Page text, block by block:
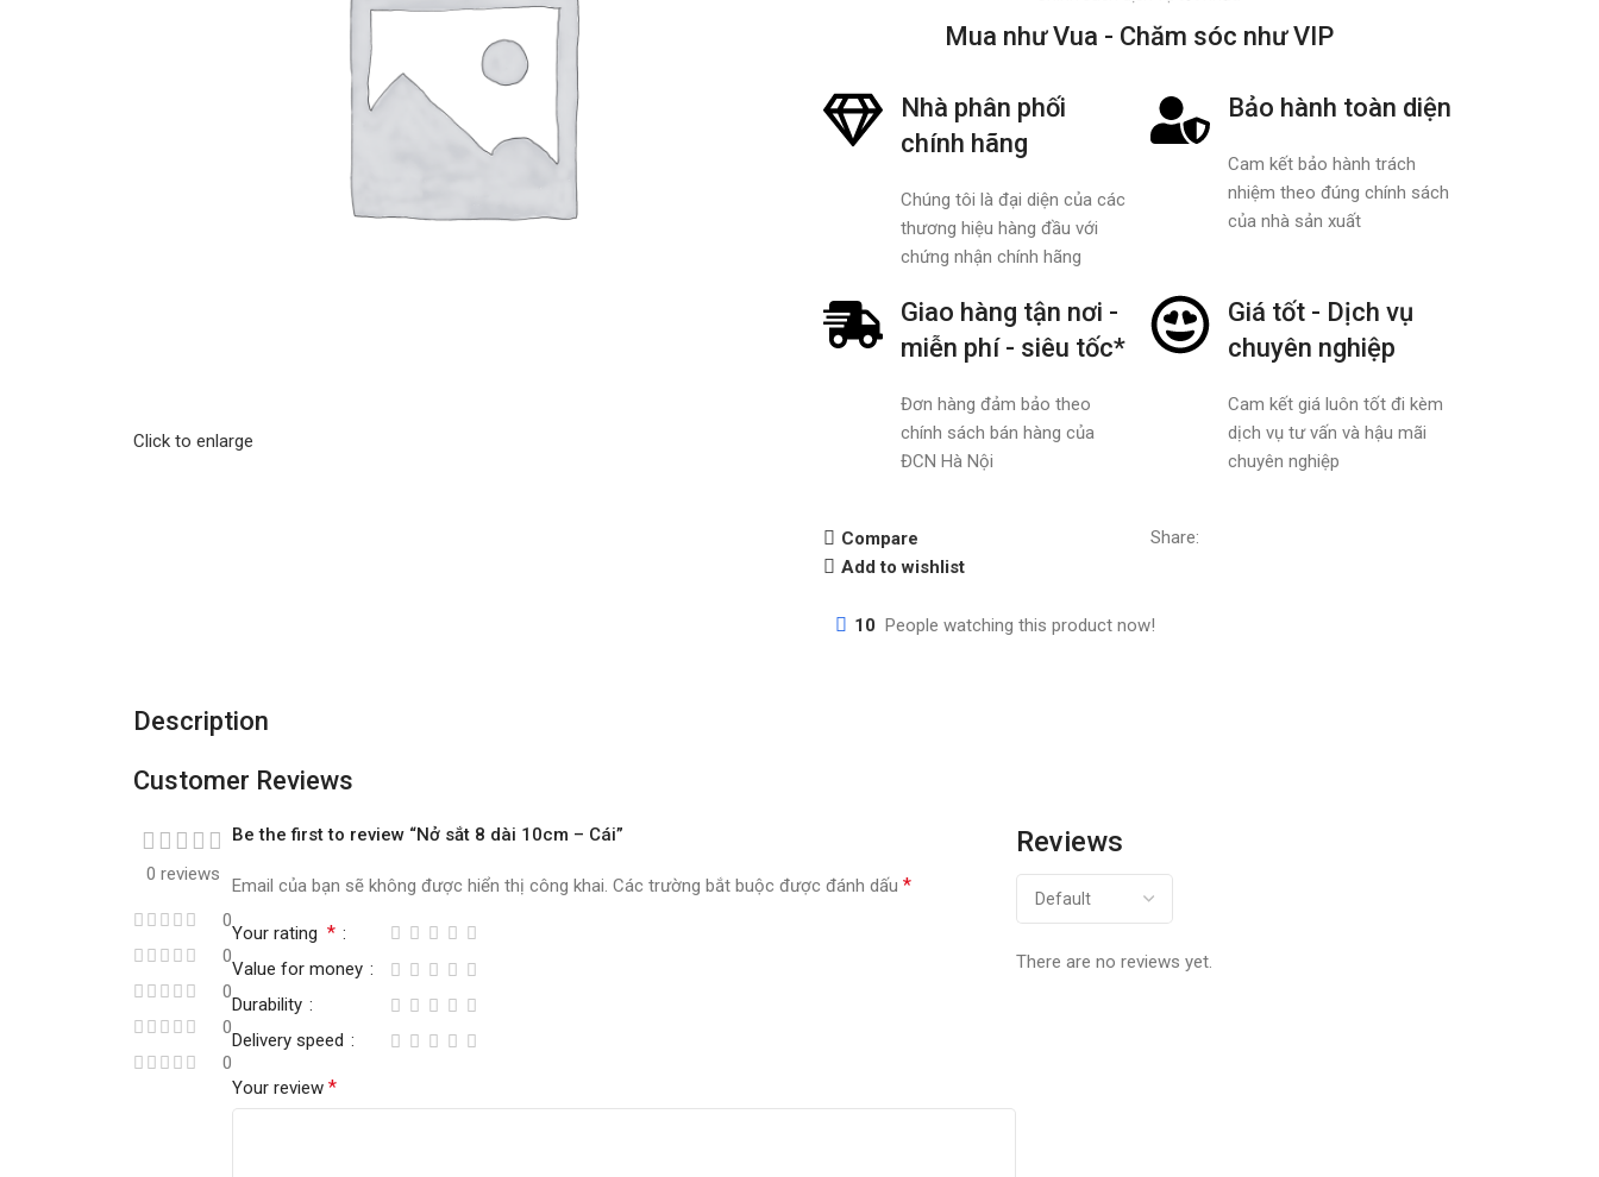
Click to enlarge
Mua như Vua - Chăm sóc như VIP
Nhà phân phối
chính hãng
Chúng tôi là đại diện của các
thương hiệu hàng đầu với
chứng nhận chính hãng
Bảo hành toàn diện
Cam kết bảo hành trách
nhiệm theo đúng chính sách
của nhà sản xuất
Giao hàng tận nơi -
miễn phí - siêu tốc*
Đơn hàng đảm bảo theo
chính sách bán hàng của
ĐCN Hà Nội
Giá tốt - Dịch vụ
chuyên nghiệp
Cam kết giá luôn tốt đi kèm
dịch vụ tư vấn và hậu mãi
chuyên nghiệp
Compare
Add to wishlist
Share:
10 People watching this product now!
Description
Customer Reviews
0 reviews
0
0
0
0
0
Reviews
There are no reviews yet.
Be the first to review “Nở sắt 8 dài 10cm – Cái”
Email của bạn sẽ không được hiển thị công khai. Các trường bắt buộc được đánh dấu *
Your rating *
Value for money
Durability
Delivery speed
Your review *